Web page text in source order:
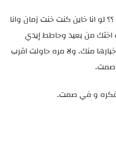
انا خاين كنت خنت زمان وانا
اختك من بعيد وحاطط إيدي
منك. ولا مره حاولت اقرب
صمت.
و في صمت.